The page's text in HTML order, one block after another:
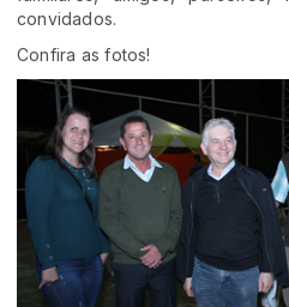
convidados.
Confira as fotos!